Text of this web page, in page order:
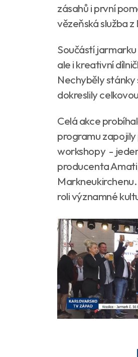
zásahů i první
vězeňská služba
Součástí
ale i kreativní
Nechyběly
dokreslily
Celá akce
programu
workshopy -
producenta
roli významné